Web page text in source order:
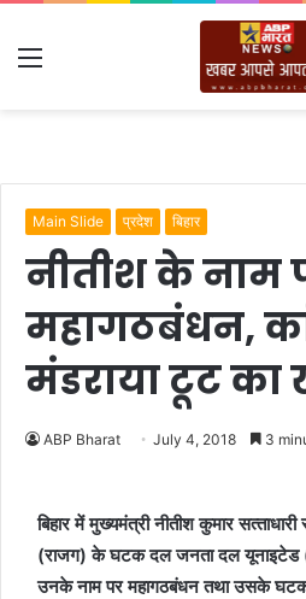
Menu
Main Slide प्रदेश बिहार
नीतीश के नाम
महागठबंधन,
मंडराया टूट का
ABP Bharat July 4, 2018 3
बिहार में मुख्‍यमंत्री नीतीश कुमार
(राजग) के घटक दल जनता दल
उनके नाम पर महागठबंधन तथा उसके